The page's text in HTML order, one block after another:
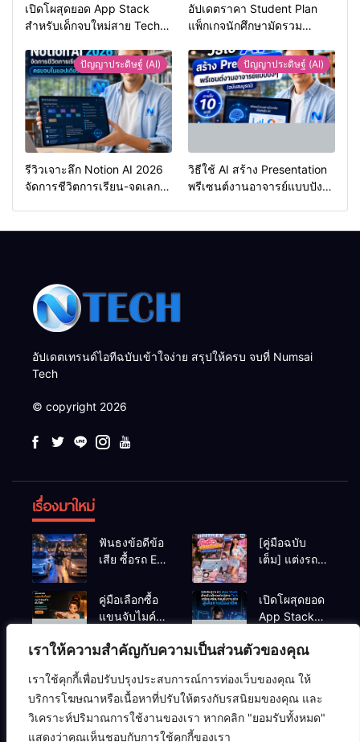
เราให้ความสำคัญกับความเป็นส่วนตัวของคุณ
เราใช้คุกกี้เพื่อปรับปรุงประสบการณ์การท่องเว็บของคุณ ให้
บริการโฆษณาหรือเนื้อหาที่ปรับให้ตรงกับรสนิยมของคุณ และ
วิเคราะห์ปริมาณการใช้งานของเรา หากคลิก "ยอมรับทั้งหมด"
แสดงว่าคุณเห็นชอบกับการใช้คุกกี้ของเรา
เปิดโผสุดยอด App Stack
สำหรับเด็กจบใหม่สาย Tech
อัปเดตราคา Student Plan
แพ็กเกจนักศึกษามัดรวม
2026
ปัญญาประดิษฐ์ (AI)
รีวิวเจาะลึก Notion AI 2026
จัดการชีวิตการเรียน-จดเลก
ปัญญาประดิษฐ์ (AI)
วิธีใช้ AI สร้าง Presentation
พรีเซนต์งานอาจารย์แบบปังๆ
อัปเดตเทรนด์ไอทีฉบับเข้าใจง่าย สรุปให้ครบ จบที่ Numsai
Tech
© copyright 2026
เรื่องมาใหม่
ฟันธงข้อดีข้อ
เสีย ซื้อรถ EV
Eco Car ช่วง
เรียนมหา’ลัย
แบบไหนเวิร์
กกว่า?
[คู่มือฉบับ
เต็ม] แต่งรถ
Y2K! งบหลัก
พัน (ไม่เกิน
หมื่น) ให้น่า
รักสุดเหวี่ยง
คู่มือเลือกซื้อ
แขนจับไมค์
ตั้งโต๊ะ ยก
สตรีมมิ่ง/ยูทูบ
เบอร์ ปี 2026
เปิดโผสุดยอด
App Stack
ใหม่สาย Tech
ก่อนเริ่มงาน
จริง
ความปลอดภัยไซเบอร์ คอมพิวเตอร์ ซอฟต์แวร์
ปัญญาประดิษฐ์ (AI) อาร์ดแวร์ เครือข่ายคอมพิวเตอร์